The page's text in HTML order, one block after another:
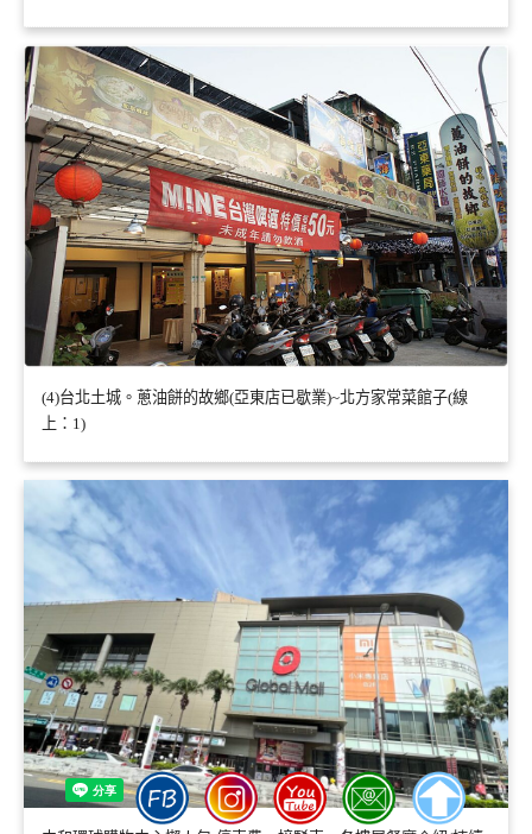
(4)台北土城。蔥油餅的故鄉(亞東店已歇業)~北方家常菜館子(線
上：1)